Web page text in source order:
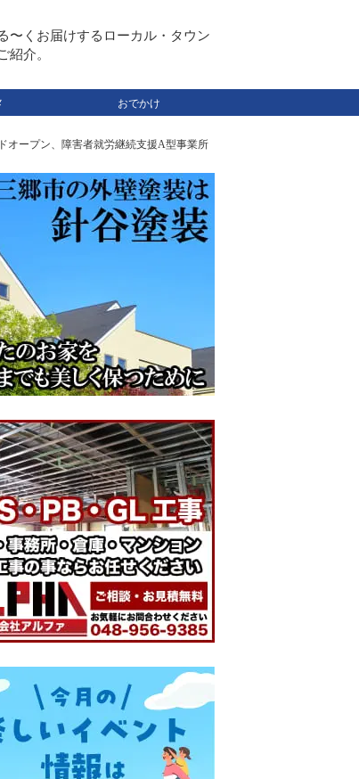
〜くお届けするローカル・タウン
紹介。
おでかけ
オープン、障害者就労継続支援A型事業所